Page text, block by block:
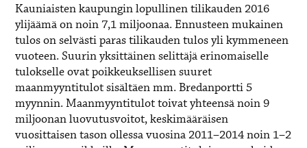
Kauniaisten kaupungin lopullinen tilikauden 2016
ylijäämä on noin 7,1 miljoonaa. Ennusteen mukainen
tulos on selvästi paras tilikauden tulos yli kymmeneen
vuoteen. Suurin yksittäinen selittäjä erinomaiselle
tulokselle ovat poikkeuksellisen suuret
maanmyyntitulot sisältäen mm. Bredanportti 5
myynnin. Maanmyyntitulot toivat yhteensä noin 9
miljoonan luovutusvoitot, keskimääräisen
vuosittaisen tason ollessa vuosina 2011–2014 noin 1–2